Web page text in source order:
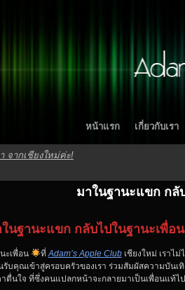
หน้าแรก เกี่ยวกับเรา
จากเชียงใหม่ค่ะ!
มาในฐานะแขก กลั
นฐานะแขก กลับไปในฐานะเพื่อน
ะเพื่อน ที่Adam’s Apple Clubเชียงใหม่ เราไ
บคุณเข้าสู่ครอบครัวของเรา ร่วมสัมผัสความบันเ
ตื่นใจ ที่ซึ่งคนแปลกหน้าจะกลายมาเป็นเพื่อนแท้ไ